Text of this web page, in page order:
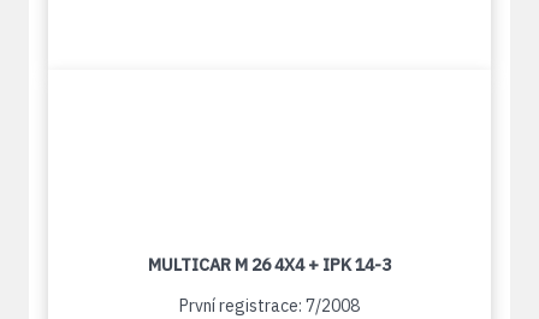
MULTICAR M 26 4X4 + IPK 14-3
První registrace: 7/2008